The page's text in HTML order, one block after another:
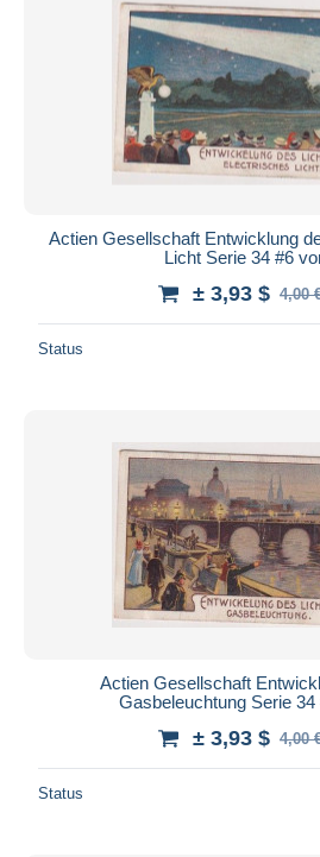
Actien Gesellschaft Entwicklung
Licht Serie 34 #6
± 3,93 $ 4,00
Status
Actien Gesellschaft
Gasbeleuchtung Serie 34
± 3,93 $ 4,00
Status